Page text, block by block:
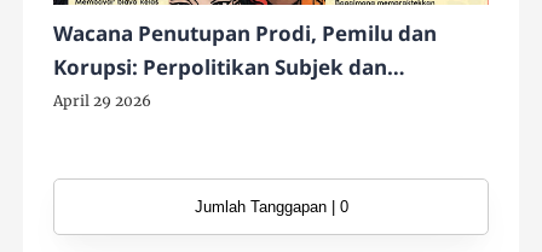
Wacana Penutupan Prodi, Pemilu dan
Korupsi: Perpolitikan Subjek dan
Konstruksi Kewarganegaraan Indonesia
April 29 2026
Jumlah Tanggapan | 0